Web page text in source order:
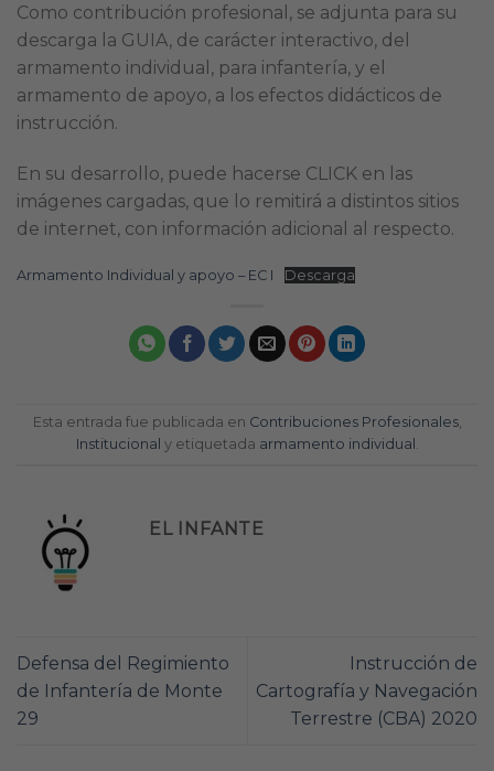
Como contribución profesional, se adjunta para su
descarga la GUIA, de carácter interactivo, del
armamento individual, para infantería, y el
armamento de apoyo, a los efectos didácticos de
instrucción.
En su desarrollo, puede hacerse CLICK en las
imágenes cargadas, que lo remitirá a distintos sitios
de internet, con información adicional al respecto.
Armamento Individual y apoyo – EC I Descarga
Esta entrada fue publicada en Contribuciones Profesionales,
Institucional y etiquetada armamento individual
EL INFANTE
Defensa del Regimiento
de Infantería de Monte
29
Instrucción de
Cartografía y Navegación
Terrestre (CBA) 2020